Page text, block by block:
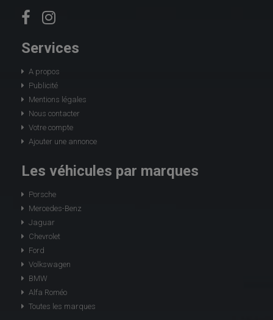
Services
A propos
Publicité
Mentions légales
Nous contacter
Votre compte
Ajouter une annonce
Les véhicules par marques
Porsche
Mercedes-Benz
Jaguar
Chevrolet
Ford
Volkswagen
BMW
Alfa Roméo
Toutes les marques